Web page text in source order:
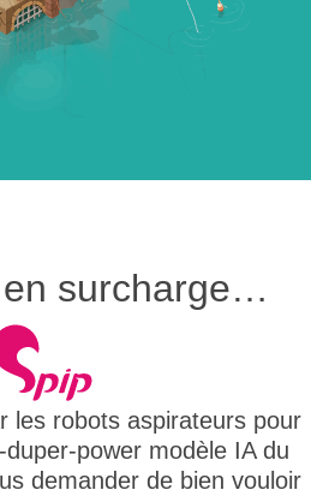
surcharge…
les robots aspirateurs pour
power modèle IA du
demander de bien vouloir